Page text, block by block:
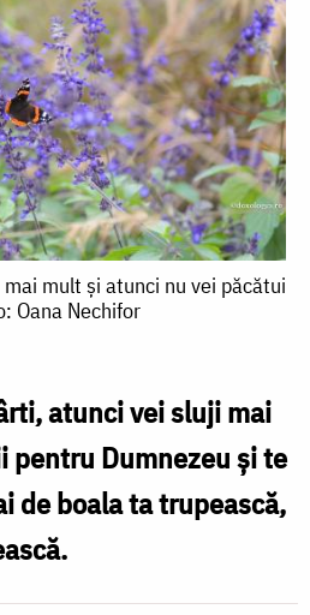
mult și atunci nu vei păcătui
Oana Nechifor
atunci vei sluji mai
pentru Dumnezeu și te
de boala ta trupească,